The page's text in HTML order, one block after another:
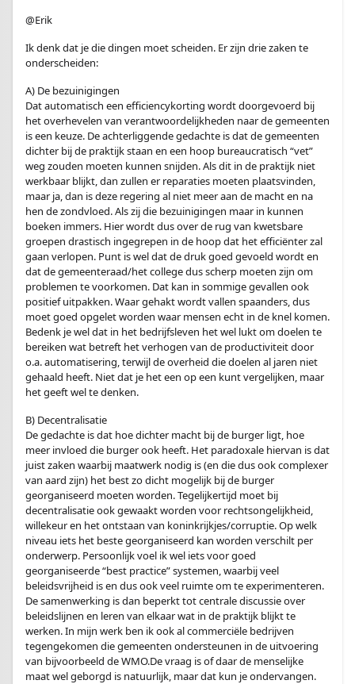
@Erik
Ik denk dat je die dingen moet scheiden. Er zijn drie zaken te
onderscheiden:
A) De bezuinigingen
Dat automatisch een efficiencykorting wordt doorgevoerd bij
het overhevelen van verantwoordelijkheden naar de gemeenten
is een keuze. De achterliggende gedachte is dat de gemeenten
dichter bij de praktijk staan en een hoop bureaucratisch “vet”
weg zouden moeten kunnen snijden. Als dit in de praktijk niet
werkbaar blijkt, dan zullen er reparaties moeten plaatsvinden,
maar ja, dan is deze regering al niet meer aan de macht en na
hen de zondvloed. Als zij die bezuinigingen maar in kunnen
boeken immers. Hier wordt dus over de rug van kwetsbare
groepen drastisch ingegrepen in de hoop dat het efficiënter zal
gaan verlopen. Punt is wel dat de druk goed gevoeld wordt en
dat de gemeenteraad/het college dus scherp moeten zijn om
problemen te voorkomen. Dat kan in sommige gevallen ook
positief uitpakken. Waar gehakt wordt vallen spaanders, dus
moet goed opgelet worden waar mensen echt in de knel komen.
Bedenk je wel dat in het bedrijfsleven het wel lukt om doelen te
bereiken wat betreft het verhogen van de productiviteit door
o.a. automatisering, terwijl de overheid die doelen al jaren niet
gehaald heeft. Niet dat je het een op een kunt vergelijken, maar
het geeft wel te denken.
B) Decentralisatie
De gedachte is dat hoe dichter macht bij de burger ligt, hoe
meer invloed die burger ook heeft. Het paradoxale hiervan is dat
juist zaken waarbij maatwerk nodig is (en die dus ook complexer
van aard zijn) het best zo dicht mogelijk bij de burger
georganiseerd moeten worden. Tegelijkertijd moet bij
decentralisatie ook gewaakt worden voor rechtsongelijkheid,
willekeur en het ontstaan van koninkrijkjes/corruptie. Op welk
niveau iets het beste georganiseerd kan worden verschilt per
onderwerp. Persoonlijk voel ik wel iets voor goed
georganiseerde “best practice” systemen, waarbij veel
beleidsvrijheid is en dus ook veel ruimte om te experimenteren.
De samenwerking is dan beperkt tot centrale discussie over
beleidslijnen en leren van elkaar wat in de praktijk blijkt te
werken. In mijn werk ben ik ook al commerciële bedrijven
tegengekomen die gemeenten ondersteunen in de uitvoering
van bijvoorbeeld de WMO.De vraag is of daar de menselijke
maat wel geborgd is natuurlijk, maar dat kun je ondervangen.